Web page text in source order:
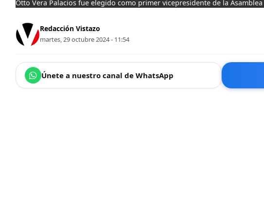
Otto Vera Palacios fue elegido como primer vicepresidente de la Asamblea
Redacción Vistazo
martes, 29 octubre 2024 - 11:54
Únete a nuestro canal de WhatsApp